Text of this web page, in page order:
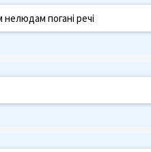
погані речі